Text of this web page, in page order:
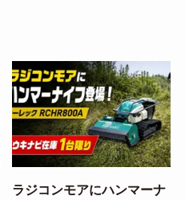
ラジコンモアにハンマーナ